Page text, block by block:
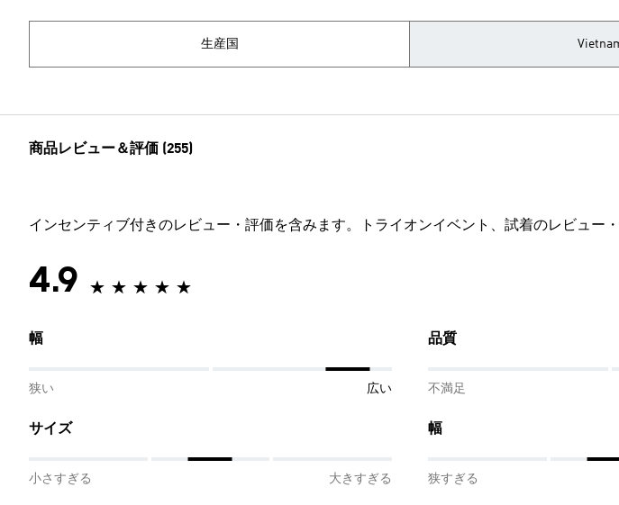
生産国
商品レビュー＆評価 (255)
インセンティブ付きのレビュー・評価を含みます。トライオンイベント、試着のレビュー・
4.9
幅
狭い 広い
品質
不満足
サイズ
小さすぎる 大きすぎる
幅
狭すぎる